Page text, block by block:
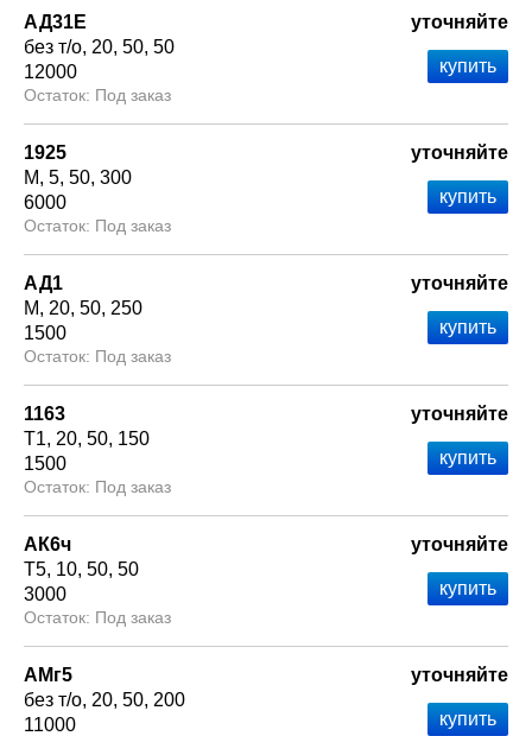
АД31Е
без т/о 20 50 50
12000
Под заказ
уточняйте
1925
М 5 50 300
6000
Под заказ
уточняйте
АД1
М
20 50 250
1500
Под заказ
уточняйте
1163
Т1 20 50 150
1500
Под заказ
уточняйте
АК6ч
Т5 10 50 50
3000
Под заказ
уточняйте
АМг5
без т/о 20 50 200
11000
уточняйте